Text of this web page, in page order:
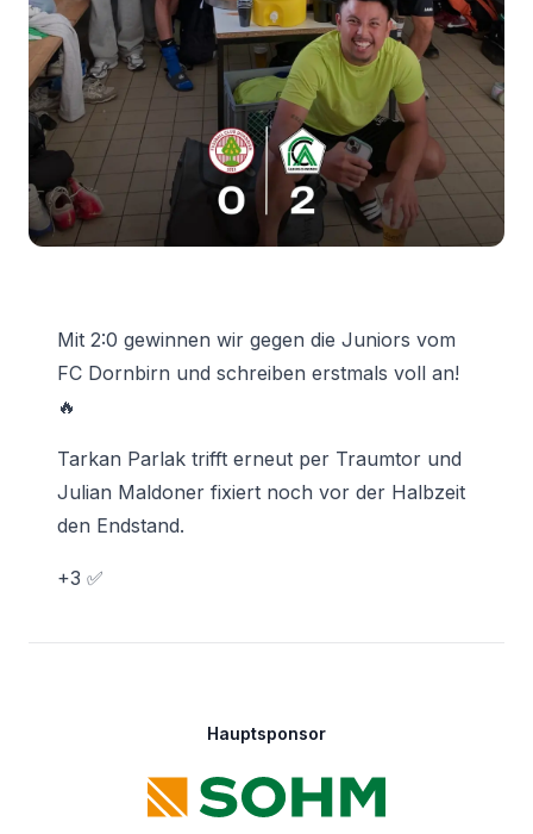
Mit 2:0 gewinnen wir gegen die Juniors vom
FC Dornbirn und schreiben erstmals voll an!
🔥
Tarkan Parlak trifft erneut per Traumtor und
Julian Maldoner fixiert noch vor der Halbzeit
den Endstand.
+3 ✅
Hauptsponsor